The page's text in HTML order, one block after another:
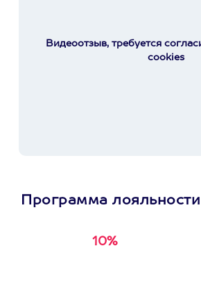
Видеоотзыв, требуется
cookies
Программа лояльности
10%